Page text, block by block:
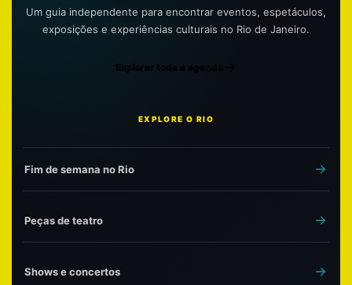
Um guia independente para encontrar eventos, espetáculos,
exposições e experiências culturais no Rio de Janeiro.
Explorar toda a agenda
EXPLORE O RIO
Fim de semana no Rio
Peças de teatro
Shows e concertos